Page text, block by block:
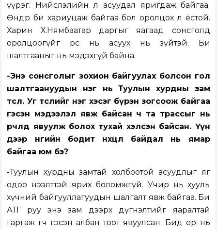
үүрэг. Нийслэлийн л асуудал яригдаж байгаа.
Өнөөдөр би хариуцаж байгаа бол оролцох л ёстой.
Харин Х.Нямбаатар даргыг яагаад сонсголд
оролцоогүйг өөрөөс нь асуух нь зүйтэй. Би
шалтгааныг нь мэдэхгүй байна.
-Энэ сонсголыг зохион байгуулах болсон гол
шалтгаануудын нэг нь Туулын хурдны зам
төсөл. Уг төслийг нэг хэсэг бүрэн зогсоож байгаа
гэсэн мэдээлэл явж байсан ч та трассыг нь
өөрчлөөд явуулж болох тухай хэлсэн байсан. Үүн
дээр өнөөгийн бодит нөхцөл байдал нь ямар
байгаа юм бэ?
-Туулын хурдны замтай холбоотой асуудлыг яг
одоо нээлттэй ярих боломжгүй. Учир нь хууль
хүчний байгууллагуудын шалгалт явж байгаа. Би
АТГ руу энэ зам дээрх дүгнэлтийг яаралтай
гаргаж өгөөч гэсэн албан тоот явуулсан. Бид ер нь